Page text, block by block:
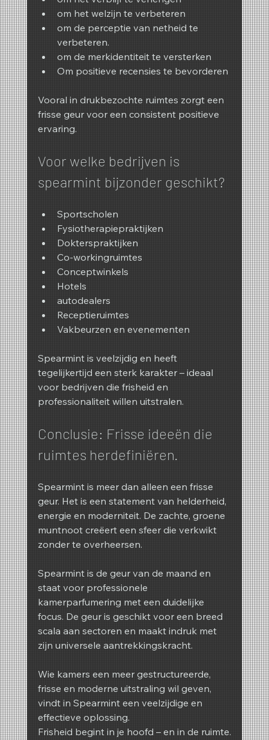
om het welzijn te verbeteren
om de perceptie van netheid te
verbeteren.
om de merkidentiteit te versterken
Om positieve recensies te bevorderen
Vooral in drukbezochte ruimtes zorgt een
frisse geur voor een consistent positieve
ervaring.
Voor welke bedrijven is
spearmint bijzonder geschikt?
Sportscholen
Fysiotherapiepraktijken
Dokterspraktijken
Co-workingruimtes
Conceptwinkels
Hotels
autodealers
Receptieruimtes
Vakbeurzen en evenementen
Spearmint is veelzijdig en heeft
tegelijkertijd een sterk karakter – ideaal
voor bedrijven die frisheid en
professionaliteit willen uitstralen.
Conclusie: Frisse ideeën die
ruimtes herdefiniëren.
Spearmint is meer dan alleen een frisse
geur. Het is een statement van helderheid,
energie en moderniteit. De zachte, groene
muntnoot creëert een sfeer die verkwikt
zonder te overheersen.
Spearmint is de geur van de maand en
staat voor professionele
kamerparfumering met een duidelijke
focus. De geur is geschikt voor een breed
scala aan sectoren en maakt indruk met
zijn universele aantrekkingskracht.
Wie kamers een meer gestructureerde,
frisse en moderne uitstraling wil geven,
vindt in Spearmint een veelzijdige en
effectieve oplossing.
Frisheid begint in je hoofd – en in de ruimte.